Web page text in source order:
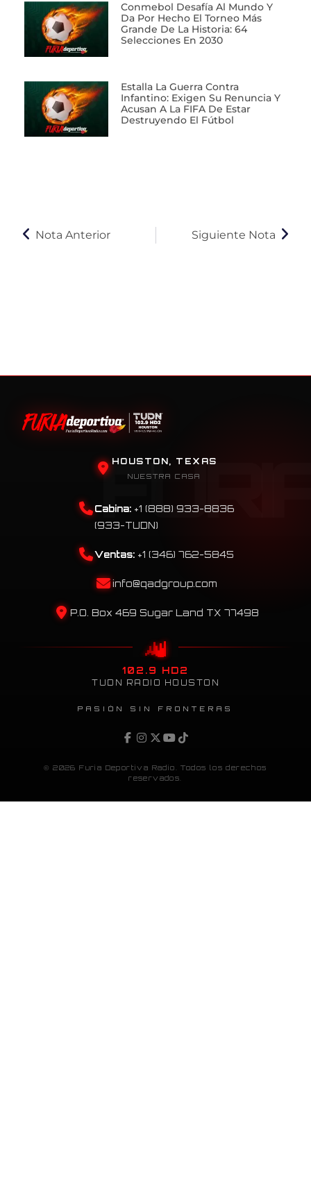
Conmebol Desafía Al Mundo Y
Da Por Hecho El Torneo Más
Grande De La Historia: 64
Selecciones En 2030
Estalla La Guerra Contra
Infantino: Exigen Su Renuncia Y
Acusan A La FIFA De Estar
Destruyendo El Fútbol
Nota Anterior Siguiente Nota
HOUSTON, TEXAS
NUESTRA CASA
Cabina: +1 (888) 933-8836
(933-TUDN)
Ventas: +1 (346) 762-5845
info@qadgroup.com
P.O. Box 469 Sugar Land TX 77498
102.9 HD2
TUDN RADIO HOUSTON
PASIÓN SIN FRONTERAS
© 2026 Furia Deportiva Radio. Todos los derechos
reservados.